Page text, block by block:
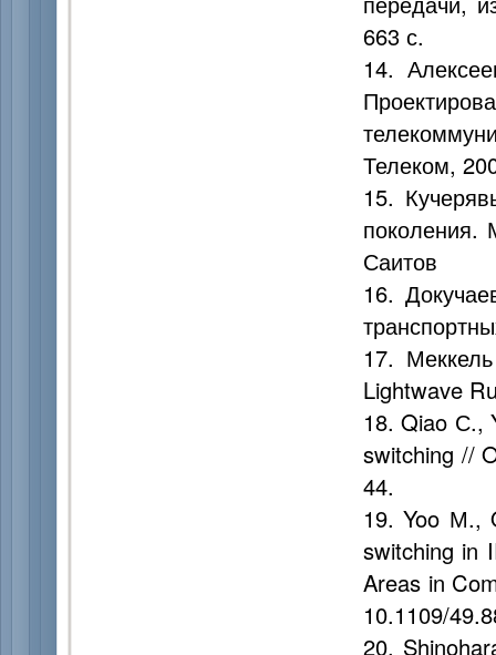
663 с.
14.
Телеком,
15.
Саитов
16.
17.
Lightwave
18. Qiao С.,
switching //
44.
19. Yoo М.,
switching in
Areas in
10.1109/
20.